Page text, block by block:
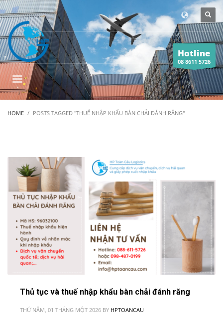
Hotline
08 8611 5726
HOME POSTS TAGGED "THUẾ NHẬP KHẨU BÀN CHẢI ĐÁNH RĂNG"
Thủ tục và thuế nhập khẩu bàn chải đánh răng
THỨ NĂM, 01 THÁNG MỘT 2026 BY HPTOANCAU